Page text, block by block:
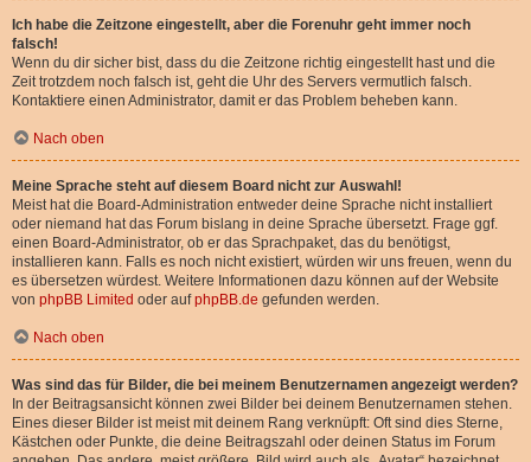
Ich habe die Zeitzone eingestellt, aber die Forenuhr geht immer noch
falsch!
Wenn du dir sicher bist, dass du die Zeitzone richtig eingestellt hast und die
Zeit trotzdem noch falsch ist, geht die Uhr des Servers vermutlich falsch.
Kontaktiere einen Administrator, damit er das Problem beheben kann.
Nach oben
Meine Sprache steht auf diesem Board nicht zur Auswahl!
Meist hat die Board-Administration entweder deine Sprache nicht installiert
oder niemand hat das Forum bislang in deine Sprache übersetzt. Frage ggf.
einen Board-Administrator, ob er das Sprachpaket, das du benötigst,
installieren kann. Falls es noch nicht existiert, würden wir uns freuen, wenn du
es übersetzen würdest. Weitere Informationen dazu können auf der Website
von phpBB Limited oder aufphpBB.de gefunden werden.
Nach oben
Was sind das für Bilder, die bei meinem Benutzernamen angezeigt werden?
In der Beitragsansicht können zwei Bilder bei deinem Benutzernamen stehen.
Eines dieser Bilder ist meist mit deinem Rang verknüpft: Oft sind dies Sterne,
Kästchen oder Punkte, die deine Beitragszahl oder deinen Status im Forum